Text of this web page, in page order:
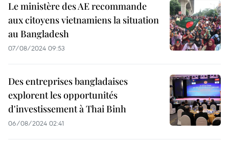
Le ministère des AE recommande
aux citoyens vietnamiens la situation
au Bangladesh
07/08/2024 09:53
Des entreprises bangladaises
explorent les opportunités
d'investissement à Thai Binh
06/08/2024 02:41